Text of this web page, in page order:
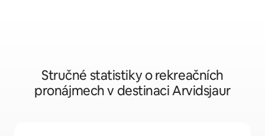
Stručné statistiky o rekreačních
pronájmech v destinaci Arvidsjaur